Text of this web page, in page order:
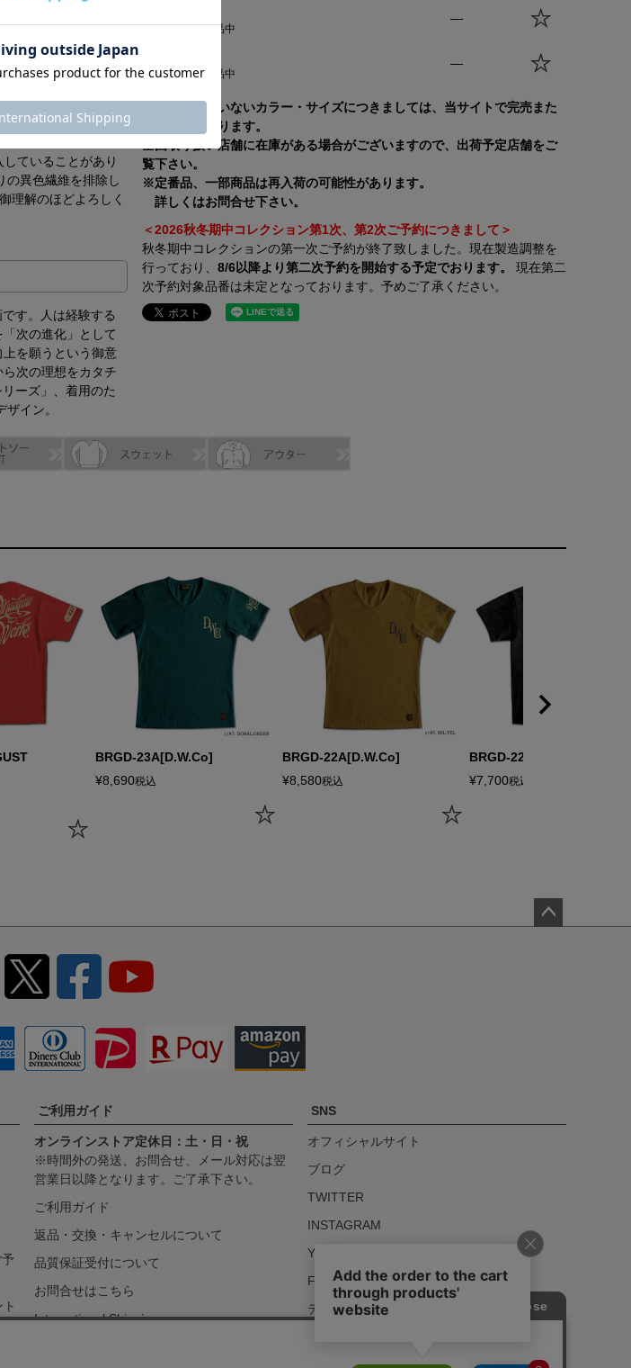
使用し、編糸に40
そ15m程の生産量
ていることがあり
の異色繊維を排除し
理解のほどよろしく
す。人は経験する
次の進化」として
を願うという御意
次の理想をカタチ
ーズ」、着用のた
イン。
完売または欠品中
—
完売または欠品中
—
※表示されていないカラー・サイズにつきましては、当サイトで完売また
は欠品中となります。
全国取り扱い店舗に在庫がある場合がございますので、出荷予定店舗をご
覧下さい。
※定番品、一部商品は再入荷の可能性があります。
詳しくはお問合せ下さい。
＜2026秋冬期中コレクション第1次、第2次ご予約につきまして＞
秋冬期中コレクションの第一次ご予約が終了致しました。現在製造調整を
行っており、 8/6以降より第二次予約を開始する予定でおります。
現在第二
次予約対象品番は未定となっております。予めご了承ください。
BRGD-23A[D.W.Co]
¥8,690税込
BRGD-22A[D.W.Co]
¥8,580税込
BRGD-22B[DELUXE]
¥7,700税込
し
ご利用ガイド
オンラインストア定休日：土・日・祝
※時間外の発送、お問合せ、メール対応は翌
営業日以降となります。ご了承下さい。
ご利用ガイド
返品・交換・キャンセルについて
品質保証受付について
お問合せはこちら
International Shipping
SNS
オフィシャルサイト
ブログ
TWITTER
INSTAGRAM
YOUTUBE
FACEBOOK
デラックスウエア本店